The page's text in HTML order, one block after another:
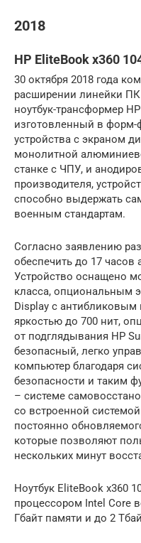
2018
HP EliteBook x360
30 октября 2018 года
расширении линейки
ноутбук-трансформер
изготовленный в форм-
устройства с экраном
монолитной
станке с ЧПУ, и
производителя,
способно выдержать
военным стандартам.
Согласно заявлению
обеспечить до 17
Устройство оснащено
класса, опциональным
Display с
яркостью до 700 нит,
от подглядывания HP
безопасный, легко
компьютер благодаря
безопасности и таким
– системе
со встроенной
постоянно
которые позволяют
нескольких минут
Ноутбук EliteBook x360
процессором Intel Core
Гбайт памяти и до 2